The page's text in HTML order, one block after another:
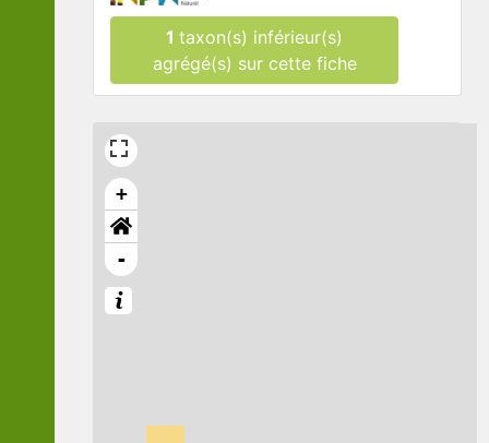
1taxon(s) inférieur(s)
agrégé(s) sur cette fiche
+
-